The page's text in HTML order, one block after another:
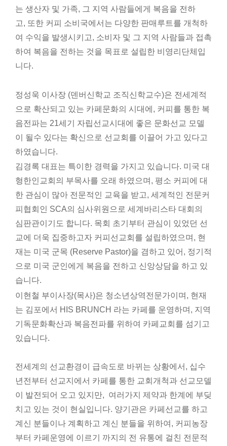
는 생산자 및 가족, 그 지역 사람들에게 복음을 전하
고, 또한 커피 소비국에서는 다양한 판매루트를 개척하
여 수익을 발생시키고, 소비자 및 그 지역 사람들과 접촉
하여 복음을 전하는 것을 목표로 설립한 비영리단체입
니다.
정성욱 이사장 (덴버신학교 조직신학교수)은 전세계적
으로 확산되고 있는 카페문화의 시대에, 커피를 통한 복
음전파는 21세기 자립선교시대에 좋은 문화선교 모델
이 될수 있다는 확신으로 선교회를 이끌어 가고 있다고
하였습니다.
김경록 대표는 특이한 경력을 가지고 있습니다. 미국 대
형한인교회의 부목사를 오래 하였으며, 평소 커피에 대
한 관심이 많아 전문적인 교육을 받고, 세계적인 전문커
피협회인 SCA의 심사위원으로 세계바리스타 대회의
심판관이기도 합니다. 목회 초기부터 관심이 있었던 선
교에 더욱 집중하고자 커피선교회를 설립하였으며, 현
재는 미국 군목 (Reserve Pastor)을 겸하고 있어, 정기적
으로 미국 군인에게 복음을 전하고 신앙상담을 하고 있
습니다.
이현철 부이사장(목사)은 청소년상역전문가이며, 현재
는 김포에서 HIS BRUNCH 라는 카페를 운영하며, 지역
기독문화확산과 복음전파를 위하여 카페교회를 섬기고
있습니다.
전세계의 선교환경이 급속도로 바뀌는 상황에서, 십수
년전부터 선교지에서 카페를 통한 교회개척과 선교모델
이 발전되어 오고 있지만, 여러가지 제약과 한계에 부딪
치고 있는 것이 현실입니다. 양기관은 카페선교를 하고
계신 분들이나 계획하고 계신 분들을 위하여, 커피농장
부터 카페운영에 이르기 까지의 전 유통에 걸친 전문적